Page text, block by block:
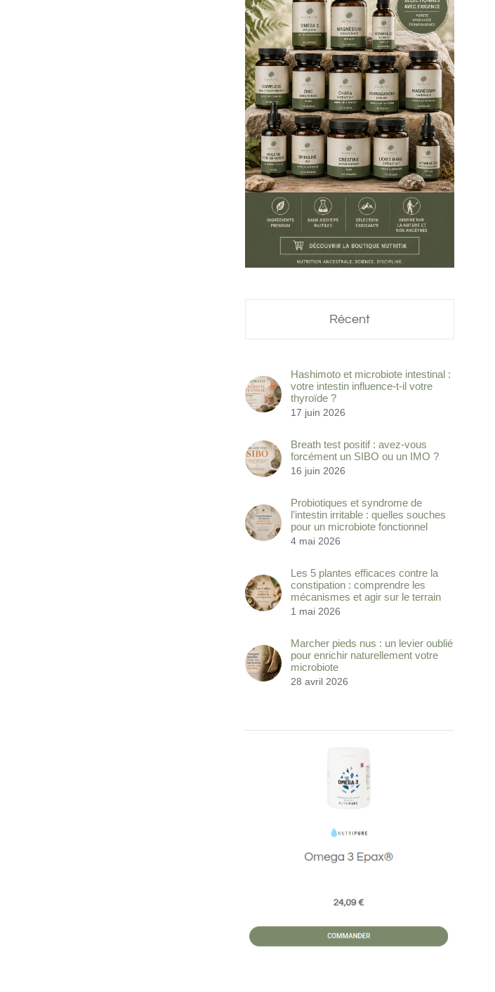
Récent
Hashimoto et microbiote intestinal :
votre intestin influence-t-il votre
thyroïde ?
17 juin 2026
Breath test positif : avez-vous
forcément un SIBO ou un IMO ?
16 juin 2026
Probiotiques et syndrome de
l’intestin irritable : quelles souches
pour un microbiote fonctionnel
4 mai 2026
Les 5 plantes efficaces contre la
constipation : comprendre les
mécanismes et agir sur le terrain
1 mai 2026
Marcher pieds nus : un levier oublié
pour enrichir naturellement votre
microbiote
28 avril 2026